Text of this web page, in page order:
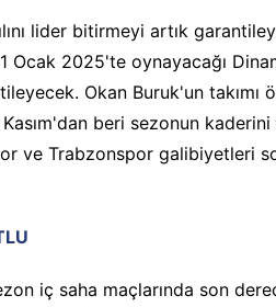
lider bitirmeyi artık
Ocak 2025'te oynayacağı
Okan Buruk'un takımı
Kasım'dan beri sezonun
ve Trabzonspor galibiyetleri
iç saha maçlarında son